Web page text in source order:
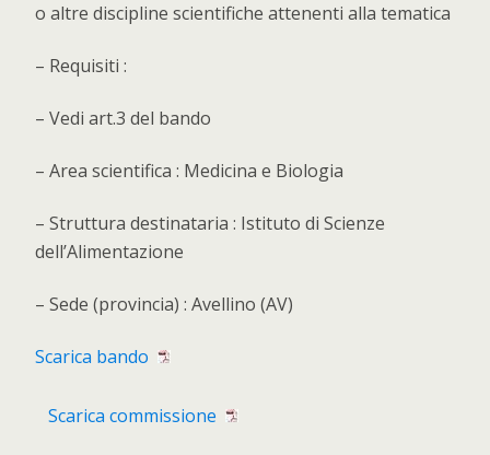
o altre discipline scientifiche attenenti alla tematica
– Requisiti :
– Vedi art.3 del bando
– Area scientifica : Medicina e Biologia
– Struttura destinataria : Istituto di Scienze
dell’Alimentazione
– Sede (provincia) : Avellino (AV)
Scarica bando
Scarica commissione